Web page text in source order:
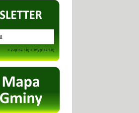
» zapisz się » wypisz się